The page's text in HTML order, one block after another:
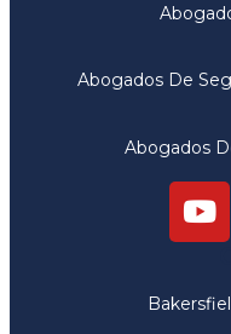
Abogados De
Abogados